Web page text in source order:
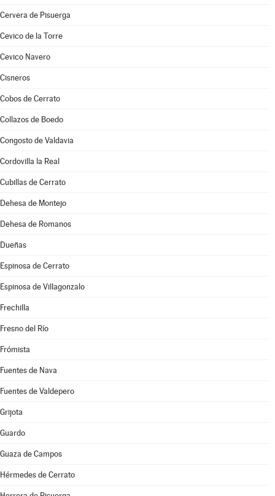
Cervera de Pisuerga
Cevico de la Torre
Cevico Navero
Cisneros
Cobos de Cerrato
Collazos de Boedo
Congosto de Valdavia
Cordovilla la Real
Cubillas de Cerrato
Dehesa de Montejo
Dehesa de Romanos
Dueñas
Espinosa de Cerrato
Espinosa de Villagonzalo
Frechilla
Fresno del Río
Frómista
Fuentes de Nava
Fuentes de Valdepero
Grijota
Guardo
Guaza de Campos
Hérmedes de Cerrato